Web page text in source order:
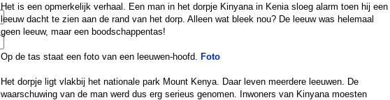
Het is een opmerkelijk verhaal. Een man in het dorpje Kinyana in Kenia sloeg alarm toen hij een
leeuw dacht te zien aan de rand van het dorp. Alleen wat bleek nou? De leeuw was helemaal
geen leeuw, maar een boodschappentas!
Op de tas staat een foto van een leeuwen-hoofd. Foto
Het dorpje ligt vlakbij het nationale park Mount Kenya. Daar leven meerdere leeuwen. De
waarschuwing van de man werd dus erg serieus genomen. Inwoners van Kinyana moesten